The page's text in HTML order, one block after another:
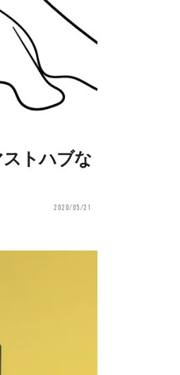
トハブな
2020/05/21